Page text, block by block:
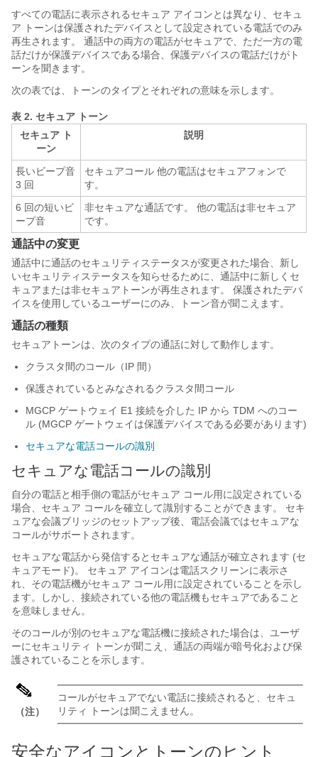
すべての電話に表示されるセキュア アイコンとは異なり、セキュ
ア トーンは保護されたデバイスとして設定されている電話でのみ
再生されます。 通話中の両方の電話がセキュアで、ただ一方の電
話だけが保護デバイスである場合、保護デバイスの電話だけがト
ーンを聞きます。
次の表では、トーンのタイプとそれぞれの意味を示します。
表 2. セキュア トーン
セキュア ト
ーン
説明
長いビープ音
3 回
セキュアコール 他の電話はセキュアフォンで
す。
6 回の短いビ
ープ音
非セキュアな通話です。 他の電話は非セキュア
です。
通話中の変更
通話中に通話のセキュリティステータスが変更された場合、新し
いセキュリティステータスを知らせるために、通話中に新しくセ
キュアまたは非セキュアトーンが再生されます。 保護されたデバ
イスを使用しているユーザーにのみ、トーン音が聞こえます。
通話の種類
セキュアトーンは、次のタイプの通話に対して動作します。
クラスタ間のコール（IP 間）
保護されているとみなされるクラスタ間コール
MGCP ゲートウェイ E1 接続を介した IP から TDM へのコー
ル (MGCP ゲートウェイは保護デバイスである必要があります)
セキュアな電話コールの識別
セキュアな電話コールの識別
自分の電話と相手側の電話がセキュア コール用に設定されている
場合、セキュア コールを確立して識別することができます。 セキ
ュアな会議ブリッジのセットアップ後、電話会議ではセキュアな
コールがサポートされます。
セキュアな電話から発信するとセキュアな通話が確立されます (セ
キュアモード)。 セキュア アイコンは電話スクリーンに表示さ
れ、その電話機がセキュア コール用に設定されていることを示し
ます。しかし、接続されている他の電話機もセキュアであること
を意味しません。
そのコールが別のセキュアな電話機に接続された場合は、ユーザ
ーにセキュリティ トーンが聞こえ、通話の両端が暗号化および保
護されていることを示します。
（注）
コールがセキュアでない電話に接続されると、セキュ
リティ トーンは聞こえません。
安全なアイコンとトーンのヒント